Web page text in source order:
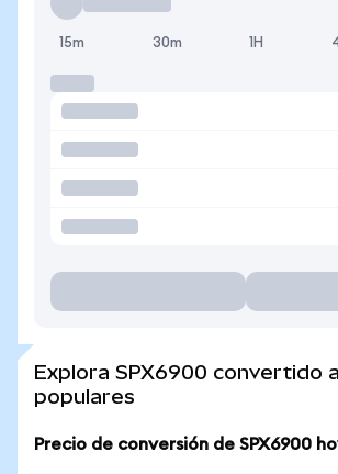
15m 30m 1H
Explora SPX6900 convertido
populares
Precio de conversión de SPX6900